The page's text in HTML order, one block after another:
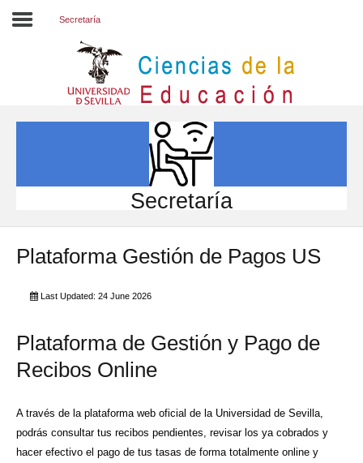
INVESTIGACIÓN
INTERNACIONAL
Directorio FCCE
Secretaría
Secretaría
Plataforma Gestión de Pagos US
Last Updated: 24 June 2026
Plataforma de Gestión y Pago de
Recibos Online
A través de la plataforma web oficial de la Universidad de Sevilla,
podrás consultar tus recibos pendientes, revisar los ya cobrados y
hacer efectivo el pago de tus tasas de forma totalmente online y